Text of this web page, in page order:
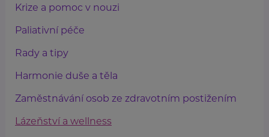
Krize a pomoc v nouzi
Paliativní péče
Rady a tipy
Harmonie duše a těla
Zaměstnávání osob ze zdravotním postižením
Lázeňství a wellness